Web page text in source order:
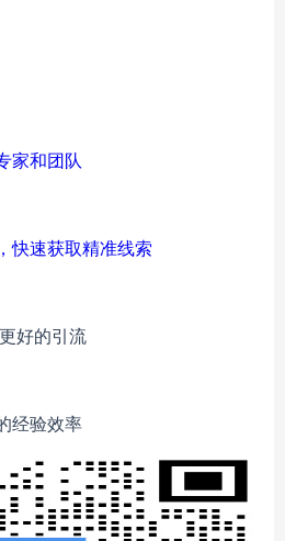
家和团队
快速获取精准线索
好的引流
经验效率